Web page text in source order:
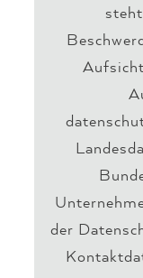
der